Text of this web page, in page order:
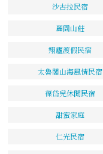
沙古拉民宿
麗園山莊
翔廬渡假民宿
太魯閣山海風情民宿
葆岱兒休閒民宿
甜蜜家庭
仁光民宿